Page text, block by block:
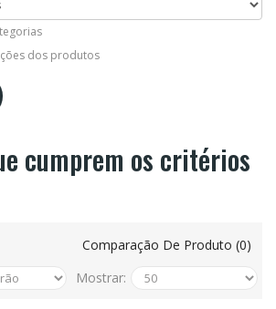
dos produtos
cumprem os critérios
Comparação De Produto (0)
Mostrar: